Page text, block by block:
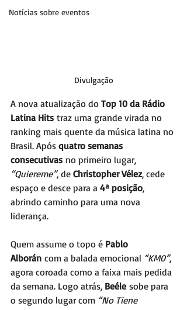
Notícias sobre eventos
Divulgação
A nova atualização do Top 10 da Rádio
Latina Hits traz uma grande virada no
ranking mais quente da música latina no
Brasil. Após quatro semanas
consecutivas no primeiro lugar,
“Quiereme”, de Christopher Vélez, cede
espaço e desce para a 4ª posição,
abrindo caminho para uma nova
liderança.
Quem assume o topo é Pablo
Alborán com a balada emocional “KM0”,
agora coroada como a faixa mais pedida
da semana. Logo atrás, Beéle sobe para
o segundo lugar com “No Tiene